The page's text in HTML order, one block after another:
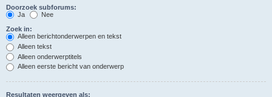
Doorzoek subforums:
Ja
Nee
Zoek in:
Alleen berichtonderwerpen en tekst
Alleen tekst
Alleen onderwerptitels
Alleen eerste bericht van onderwerp
Resultaten weergeven als: